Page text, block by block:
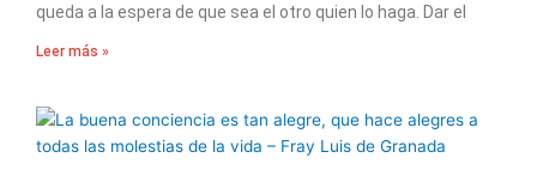
queda a la espera de que sea el otro quien lo haga. Dar el
Leer más »